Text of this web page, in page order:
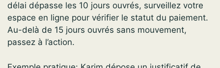
délai dépasse les 10 jours ouvrés, surveillez votre
espace en ligne pour vérifier le statut du paiement.
Au-delà de 15 jours ouvrés sans mouvement,
passez à l’action.